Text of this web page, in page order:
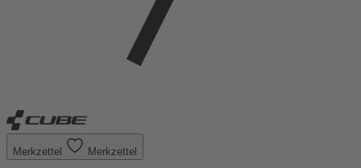
Merkzettel Merkzettel